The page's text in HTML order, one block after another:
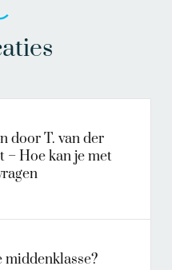
door T. van der
– Hoe kan je met
middenklasse?